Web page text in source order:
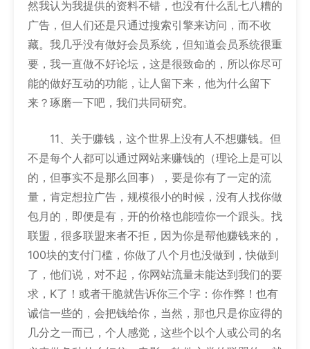
然我认为我提供的资料不错，也没有什么乱七八糟的
广告，但人们还是只通过搜索引擎来访问，而不收
藏。我几乎没有做好会员系统，但知道会员系统很重
要，我一直做不好论坛，这是很致命的，所以你尽可
能的做好互动的功能，让人留下来，他为什么留下
来？琢磨一下吧，我们共同研究。
11、关于赚钱，这个世界上没有人不想赚钱。但
不是每个人都可以通过网站来赚钱的（理论上是可以
的，但事实不是那么回事），要是你有了一定的流
量，肯定想拉广告，规模很小的时候，没有人找你做
包月的，即便是有，开的价格也能噎你一个跟头。找
联盟，很多联盟来者不拒，因为你是帮他赚钱来的，
100块的支付门槛，你做了八个月也没做到，快做到
了，他们说，对不起，你网站流量未能达到我们的要
求，K了！或者干脆就告诉你三个字：你作弊！也有
诚信一些的，会把钱给你，当然，那也只是你应得的
几分之一而已，个人感觉，这些个以个人或公司的名